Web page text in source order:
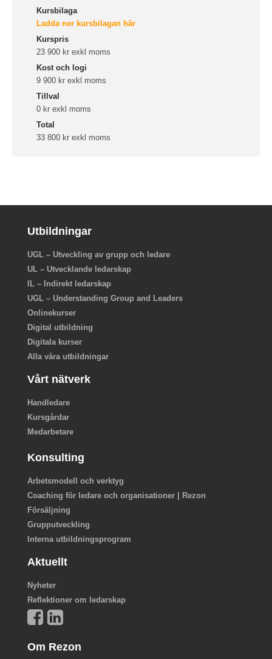
Kursbilaga
Ladda ner kursbilagan här
Kurspris
23 900 kr exkl moms
Kost och logi
9 900 kr exkl moms
Tillval
0 kr exkl moms
Total
33 800 kr exkl moms
Utbildningar
UGL – Utveckling av grupp och ledare
UL – Utvecklande ledarskap
IL – Indirekt ledarskap
UGL – Understanding Group and Leaders
Onlinekurser
Digital utbildning
Digitala kurser
Alla våra utbildningar
Vårt nätverk
Handledare
Kursgårdar
Medarbetare
Konsulting
Arbetsmodell och verktyg
Coaching för ledare och organisationer | Rezon
Försäljning
Grupputveckling
Interna utbildningsprogram
Aktuellt
Nyheter
Reflektioner om ledarskap
Om Rezon